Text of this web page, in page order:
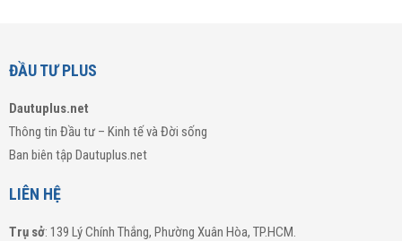
ĐẦU TƯ PLUS
Dautuplus.net
Thông tin Đầu tư – Kinh tế và Đời sống
Ban biên tập Dautuplus.net
LIÊN HỆ
Trụ sở: 139 Lý Chính Thắng, Phường Xuân Hòa, TP.HCM.